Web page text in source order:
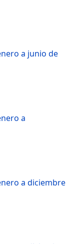
a junio de
a
a diciembre